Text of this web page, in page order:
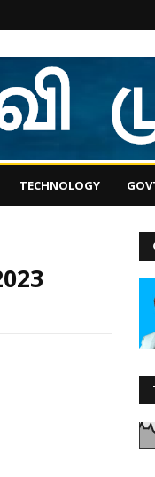
TECHNOLOGY